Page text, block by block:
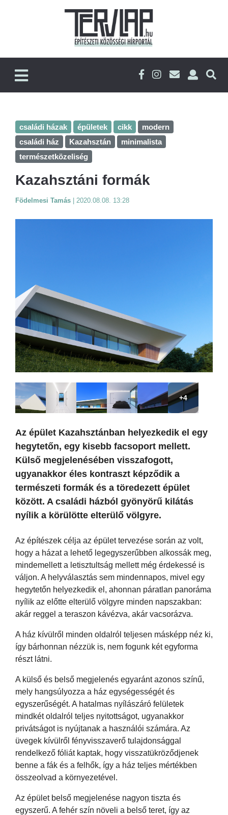
családi házak épületek cikk
modern
családi ház
Kazahsztán
minimalista
természetközeliség
Kazahsztáni formák
Födelmesi Tamás 2020.08.08. 13:28
+4
Az épület Kazahsztánban helyezkedik el egy
hegytetőn, egy kisebb facsoport mellett.
Külső megjelenésében visszafogott,
ugyanakkor éles kontraszt képződik a
természeti formák és a töredezett épület
között. A családi házból gyönyörű kilátás
nyílik a körülötte elterülő völgyre.
Az építészek célja az épület tervezése során az volt,
hogy a házat a lehető legegyszerűbben alkossák meg,
mindemellett a letisztultság mellett még érdekessé is
váljon. A helyválasztás sem mindennapos, mivel egy
hegytetőn helyezkedik el, ahonnan páratlan panoráma
nyílik az előtte elterülő völgyre minden napszakban:
akár reggel a teraszon kávézva, akár vacsorázva.
A ház kívülről minden oldalról teljesen másképp néz ki,
így bárhonnan nézzük is, nem fogunk két egyforma
részt látni.
A külső és belső megjelenés egyaránt azonos színű,
mely hangsúlyozza a ház egységességét és
egyszerűségét. A hatalmas nyílászáró felületek
mindkét oldalról teljes nyitottságot, ugyanakkor
privátságot is nyújtanak a használói számára. Az
üvegek kívülről fényvisszaverő tulajdonsággal
rendelkező fóliát kaptak, hogy visszatükröződjenek
benne a fák és a felhők, így a ház teljes mértékben
összeolvad a környezetével.
Az épület belső megjelenése nagyon tiszta és
egyszerű. A fehér szín növeli a belső teret, így az